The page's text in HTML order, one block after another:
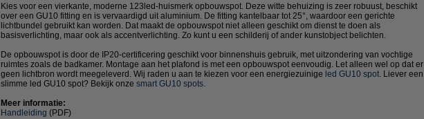
Kies voor een vierkante, moderne 123led-huismerk opbouwspot. Deze witte behuizing is zeer robuust, beschikt
over een GU10 fitting en is vervaardigd uit aluminium. De fitting kantelbaar tot 25°, waardoor een gerichte
lichtbundel gebruikt kan worden. Dat maakt de opbouwspot niet alleen geschikt om dienst te doen als
basisverlichting, maar ook als accentverlichting. Zo kunt u een schilderij of ander kunstobject belichten.
De opbouwspot is door de IP20-certificering geschikt voor binnenshuis gebruik, met uitzondering van vochtige
ruimtes zoals de badkamer. Montage aan het plafond is met een opbouwspot eenvoudig. Let alleen wel op dat er
geen lichtbron wordt meegeleverd. Wij raden u aan te kiezen voor een energiezuinige led GU10 spot. Liever een
slimme led GU10 spot? Bekijk onze smart GU10 spots.
Meer informatie:
Handleiding (PDF)